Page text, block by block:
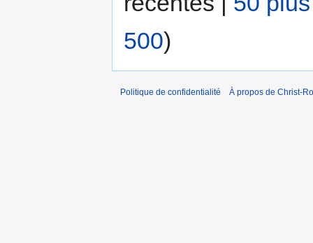
500)
Politique de confidentialité À propos de Christ-